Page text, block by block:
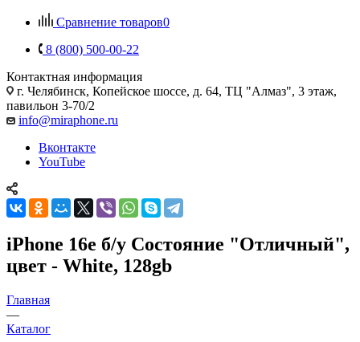
Сравнение товаров0
8 (800) 500-00-22
Контактная информация
г. Челябинск, Копейское шоссе, д. 64, ТЦ "Алмаз", 3 этаж,
павильон 3-70/2
info@miraphone.ru
Вконтакте
YouTube
iPhone 16e б/у Состояние "Отличный",
цвет - White, 128gb
Главная
—
Каталог